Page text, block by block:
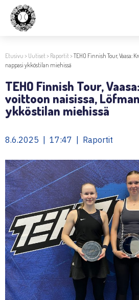
Etusivu > Uutiset> Raportit>TEHO Finnish Tour, Vaasa:
nappasi ykköstilan miehissä
TEHO Finnish Tour,
voittoon naisissa,
ykköstilan miehissä
8.6.2025 | 17:47 | Raportit